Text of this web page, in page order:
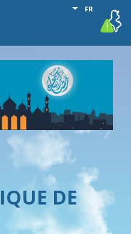
FR
Lister les
vigilance
DE